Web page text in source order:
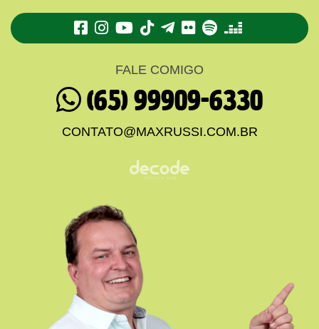
TikTokTelegram
FlickrSpotifyDeezer
FALE COMIGO
(65) 99909-6330
CONTATO@MAXRUSSI.COM.BR